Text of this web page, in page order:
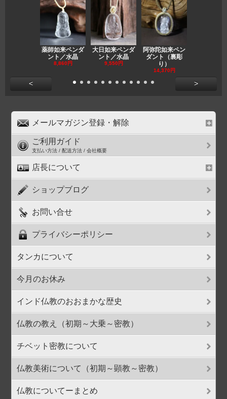
薬師如来ペンダ
ント／水晶
8,860円
大日如来ペンダ
ント／水晶
9,550円
阿弥陀如来ペン
ダント（裏彫
り）
14,370円
< >
メールマガジン登録・解除
ご利用ガイド
支払い方法 / 配送方法 / 会社概要
店長について
ショップブログ
お問い合せ
プライバシーポリシー
タンカについて
今月のお休み
インド仏教のおおまかな歴史
仏教の教え（初期～大乗～密教）
チベット密教について
仏教美術について（初期～顕教～密教）
仏教についてーまとめ